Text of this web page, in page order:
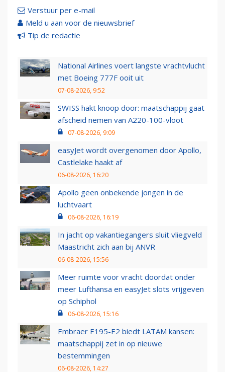
Verstuur per e-mail
Meld u aan voor de nieuwsbrief
Tip de redactie
National Airlines voert langste vrachtvlucht
met Boeing 777F ooit uit
07-08-2026, 9:52
SWISS hakt knoop door: maatschappij gaat
afscheid nemen van A220-100-vloot
07-08-2026, 9:09
easyJet wordt overgenomen door Apollo,
Castlelake haakt af
06-08-2026, 16:20
Apollo geen onbekende jongen in de
luchtvaart
06-08-2026, 16:19
In jacht op vakantiegangers sluit vliegveld
Maastricht zich aan bij ANVR
06-08-2026, 15:56
Meer ruimte voor vracht doordat onder
meer Lufthansa en easyJet slots vrijgeven
op Schiphol
06-08-2026, 15:16
Embraer E195-E2 biedt LATAM kansen:
maatschappij zet in op nieuwe
bestemmingen
06-08-2026, 14:27